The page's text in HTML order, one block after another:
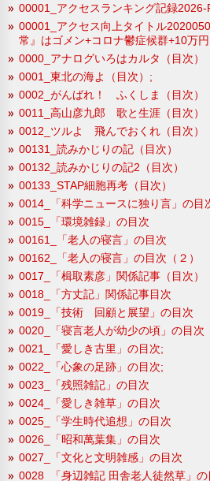
00001_アクセスランキング記録2026-
00001_アクセス向上タイトル
常』はゴメン+コロナ鬱症候群+10万円
0000_アナログいろはカルタ（目次）
0001_東北の海よ（目次）;
0002_がんばれ！ ふくしま（目次）
0011_高山彦九郎 歌と生涯（目次）
0012_ツルよ 飛んでおくれ（目次）
00131_読みかじりの記（目次）
00132_読みかじりの記2（目次）
00133_STAP細胞再考（目次）
0014_「科学ニュースに独り言」の目
0015_「環境雑録」の目次
00161_「老人の寝言」の目次
00162_「老人の寝言」の目次（２）
0017_「楫取素彦」関係記事（目次）
0018_「方丈記」関係記事目次
0019_「技術 回顧と展望」の目次
0020_「寝言老人が幼少の頃」の目次
0021_「愛しき古里」の目次;
0022_「心象の足跡」の目次;
0023_「残照雑記」の目次
0024_「愛しき雑草」の目次
0025_「学生時代追想」の目次
0026_「昭和萬葉集」の目次
0027_「文化と文明雑感」の目次
0028_「身辺雑記 田舎老人徒然草」の